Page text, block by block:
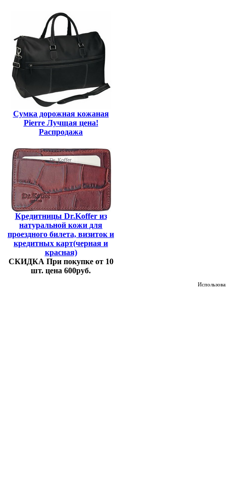
Сумка дорожная кожаная
Pierre Лучщая цена!
Распродажа
Кредитницы Dr.Koffer из
натуральной кожи для
проездного билета, визиток и
кредитных карт(черная и
красная)
СКИДКА При покупке от 10
шт. цена 600руб.